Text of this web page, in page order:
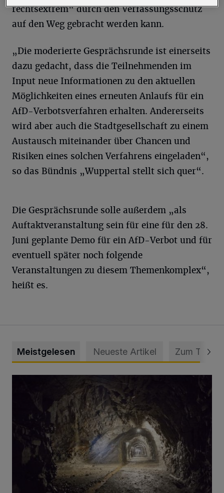
rechtsextrem“ durch den Verfassungsschutz
auf den Weg gebracht werden kann.
„Die moderierte Gesprächsrunde ist einerseits
dazu gedacht, dass die Teilnehmenden im
Input neue Informationen zu den aktuellen
Möglichkeiten eines erneuten Anlaufs für ein
AfD-Verbotsverfahren erhalten. Andererseits
wird aber auch die Stadtgesellschaft zu einem
Austausch miteinander über Chancen und
Risiken eines solchen Verfahrens eingeladen“,
so das Bündnis „Wuppertal stellt sich quer“.
Die Gesprächsrunde solle außerdem „als
Auftaktveranstaltung sein für eine für den 28.
Juni geplante Demo für ein AfD-Verbot und für
eventuell später noch folgende
Veranstaltungen zu diesem Themenkomplex“,
heißt es.
Meistgelesen Neueste Artikel Zum Thema